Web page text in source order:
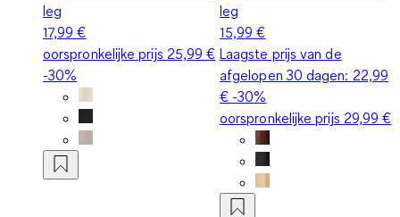
leg
17,99 €
oorspronkelijke prijs 25,99 €
-30%
leg
15,99 €
Laagste prijs van de
afgelopen 30 dagen: 22,99
€ -30%
oorspronkelijke prijs 29,99 €